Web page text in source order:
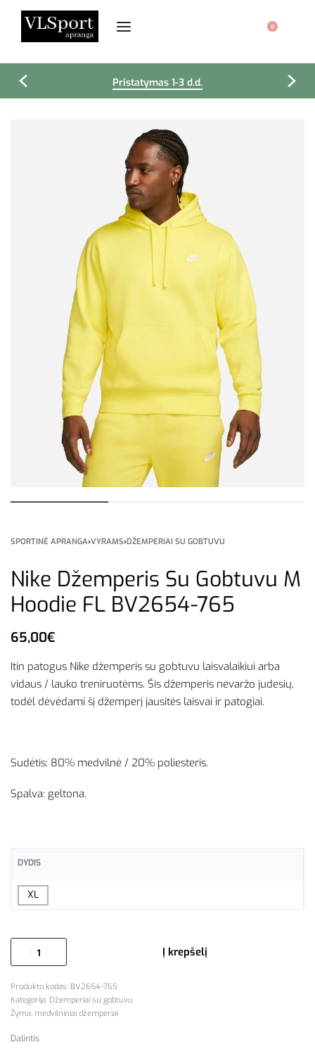
0
Pristatymas 1-3 d.d.
SPORTINĖ APRANGA›VYRAMS›DŽEMPERIAI SU GOBTUVU
Nike Džemperis Su Gobtuvu M
Hoodie FL BV2654-765
65,00€
Itin patogus Nike džemperis su gobtuvu laisvalaikiui arba
vidaus / lauko treniruotėms. Šis džemperis nevaržo judesių,
todėl dėvėdami šį džemperį jausitės laisvai ir patogiai.
Sudėtis: 80% medvilnė / 20% poliesteris.
Spalva: geltona.
DYDIS
XL
Į krepšelį
BV2654-765
Kategorija: Džemperiai su gobtuvu
Žyma: medvilniniai džemperiai
Dalintis